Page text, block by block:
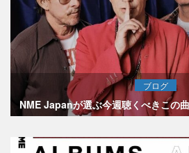
ブログ
NME Japanが選ぶ今週聴くべきこの